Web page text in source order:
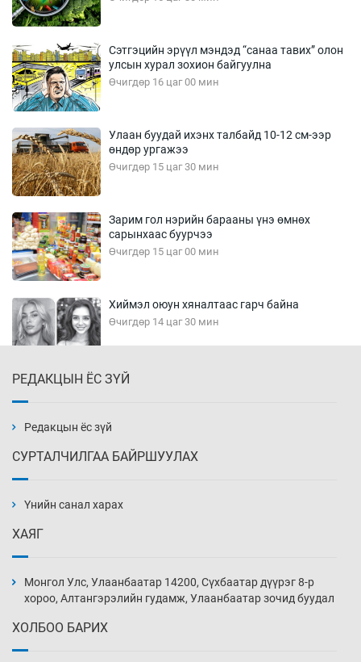
Сэтгэцийн эрүүл мэндэд “санаа тавих” олон
улсын хурал зохион байгуулна
Өчигдөр 16 цаг 00 мин
Улаан буудай ихэнх талбайд 10-12 см-ээр
өндөр ургажээ
Өчигдөр 15 цаг 30 мин
Зарим гол нэрийн барааны үнэ өмнөх
сарынхаас буурчээ
Өчигдөр 15 цаг 00 мин
Хиймэл оюун хяналтаас гарч байна
Өчигдөр 14 цаг 30 мин
Өчигдөр 14 цаг 00 мин
нэмэгджээ
Өчигдөр 13 цаг 30 мин
РЕДАКЦЫН ЁС ЗҮЙ
Редакцын ёс зүй
СУРТАЛЧИЛГАА БАЙРШУУЛАХ
Үнийн санал харах
ХАЯГ
Монгол Улс, Улаанбаатар 14200, Сүхбаатар дүүрэг 8-р
хороо, Алтангэрэлийн гудамж, Улаанбаатар зочид буудал
ХОЛБОО БАРИХ